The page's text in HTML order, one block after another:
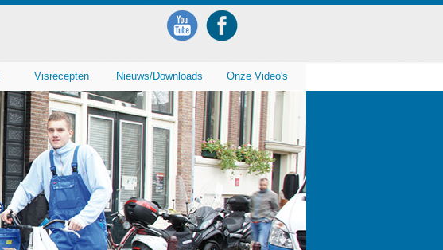
Visrecepten Nieuws/Downloads Onze Video's